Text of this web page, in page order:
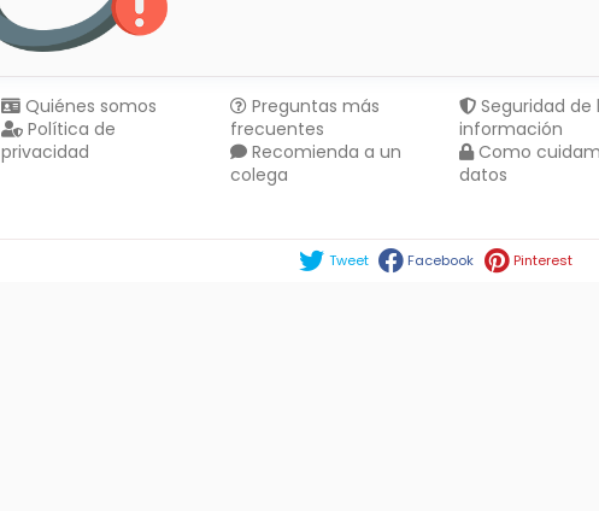
Quiénes somos
Política de
privacidad
Preguntas más
frecuentes
Recomienda a un
colega
Seguridad de
información
Como
datos
Tweet Facebook Pinterest